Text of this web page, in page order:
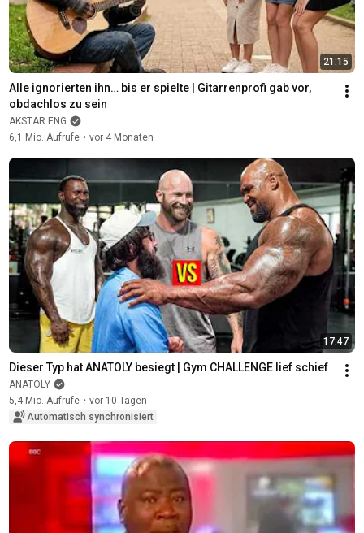
21:15
Alle ignorierten ihn… bis er spielte | Gitarrenprofi gab vor,
obdachlos zu sein
AKSTAR ENG
6,1 Mio. Aufrufe • vor 4 Monaten
17:47
Dieser Typ hat ANATOLY besiegt | Gym CHALLENGE lief schief
ANATOLY
5,4 Mio. Aufrufe • vor 10 Tagen
Automatisch synchronisiert